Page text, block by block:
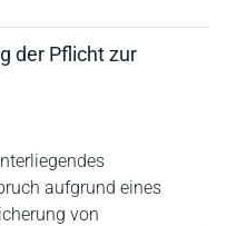
der Pflicht zur
aufgrund eines
von